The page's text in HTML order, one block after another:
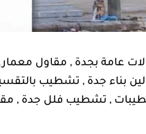
عامة بجدة , مقاول
بناء جدة , تشطيب
, تشطيب فلل جدة ,
مظلة سيارتي كان ممتاز.
يتعامل معاهم."
خالد بن فهد